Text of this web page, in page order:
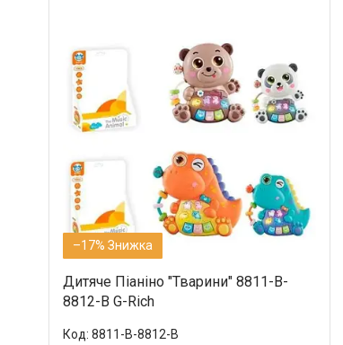
–17%
Дитяче Піаніно "Тварини" 8811-B-
8812-B G-Rich
8811-B-8812-B